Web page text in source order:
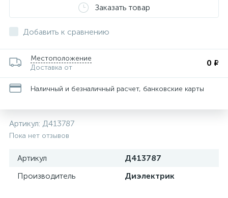
Заказать товар
Добавить к сравнению
Местоположение
Доставка от
0 ₽
Наличный и безналичный расчет, банковские карты
Артикул: Д413787
Пока нет отзывов
Артикул
Д413787
Производитель
Диэлектрик